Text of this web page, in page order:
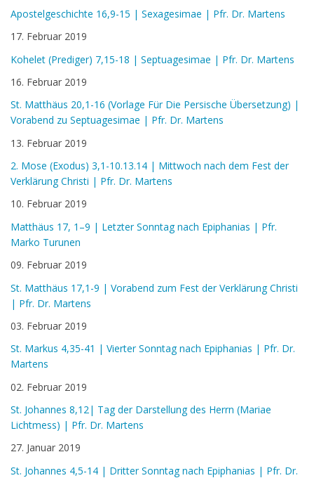
Apostelgeschichte 16,9-15 | Sexagesimae | Pfr. Dr. Martens
17. Februar 2019
Kohelet (Prediger) 7,15-18 | Septuagesimae | Pfr. Dr. Martens
16. Februar 2019
St. Matthäus 20,1-16 (Vorlage Für Die Persische Übersetzung) |
Vorabend zu Septuagesimae | Pfr. Dr. Martens
13. Februar 2019
2. Mose (Exodus) 3,1-10.13.14 | Mittwoch nach dem Fest der
Verklärung Christi | Pfr. Dr. Martens
10. Februar 2019
Matthäus 17, 1–9 | Letzter Sonntag nach Epiphanias | Pfr.
Marko Turunen
09. Februar 2019
St. Matthäus 17,1-9 | Vorabend zum Fest der Verklärung Christi
| Pfr. Dr. Martens
03. Februar 2019
St. Markus 4,35-41 | Vierter Sonntag nach Epiphanias | Pfr. Dr.
Martens
02. Februar 2019
St. Johannes 8,12| Tag der Darstellung des Herrn (Mariae
Lichtmess) | Pfr. Dr. Martens
27. Januar 2019
St. Johannes 4,5-14 | Dritter Sonntag nach Epiphanias | Pfr. Dr.